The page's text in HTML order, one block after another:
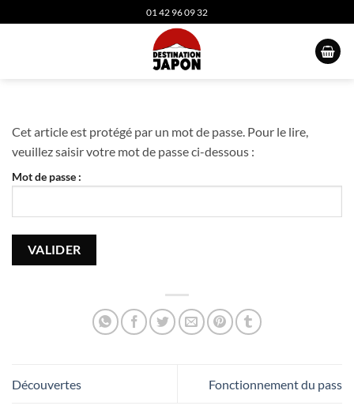
au
01 42 96 09 32
Cet article est protégé par un mot de passe. Pour le lire,
veuillez saisir votre mot de passe ci-dessous :
Mot de passe :
Découvertes Fonctionnement du pass